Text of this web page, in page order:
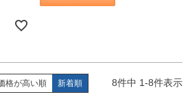
格が高い順 新着順 8件中 1-8件表示